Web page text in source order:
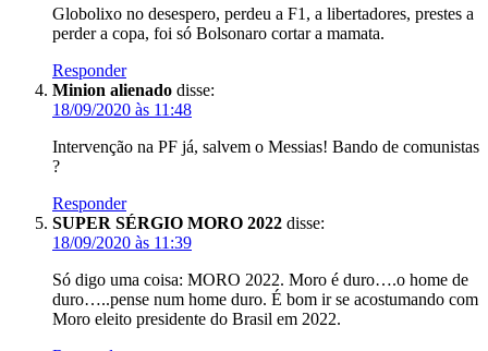
Globolixo no desespero, perdeu a F1, a libertadores, prestes a
perder a copa, foi só Bolsonaro cortar a mamata.
Responder
Minion alienado disse:
18/09/2020 às 11:48
Intervenção na PF já, salvem o Messias! Bando de comunistas
?
Responder
SUPER SÉRGIO MORO 2022 disse:
18/09/2020 às 11:39
Só digo uma coisa: MORO 2022. Moro é duro….o home de
duro…..pense num home duro. É bom ir se acostumando com
Moro eleito presidente do Brasil em 2022.